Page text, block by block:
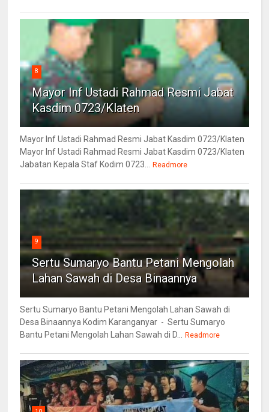
8
Mayor Inf Ustadi Rahmad Resmi Jabat
Kasdim 0723/Klaten
Mayor Inf Ustadi Rahmad Resmi Jabat Kasdim 0723/Klaten
Mayor Inf Ustadi Rahmad Resmi Jabat Kasdim 0723/Klaten
Jabatan Kepala Staf Kodim 0723...
Readmore
9
Sertu Sumaryo Bantu Petani Mengolah
Lahan Sawah di Desa Binaannya
Sertu Sumaryo Bantu Petani Mengolah Lahan Sawah di
Desa Binaannya Kodim Karanganyar - Sertu Sumaryo
Bantu Petani Mengolah Lahan Sawah di D...
Readmore